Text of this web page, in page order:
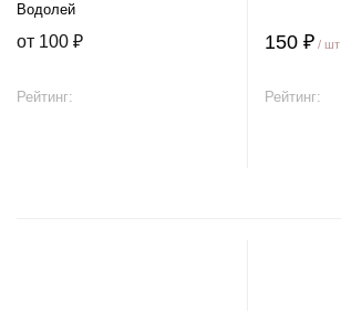
Водолей
от 100 ₽
Рейтинг:
150 ₽ / шт
Рейтинг: